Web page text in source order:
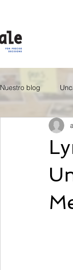
Nuestro blog